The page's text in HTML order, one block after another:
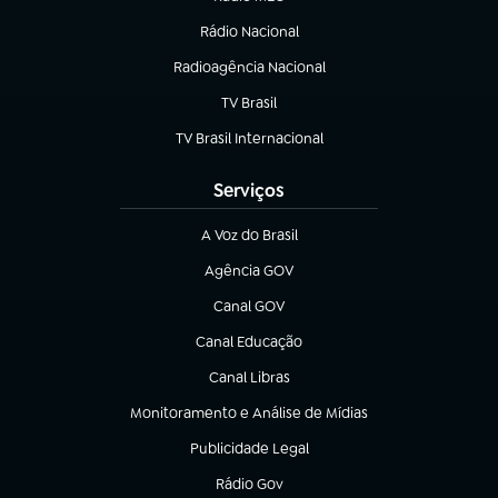
Rádio Nacional
Radioagência Nacional
(abre em nova aba)
TV Brasil
(abre em nova aba)
TV Brasil Internacional
(abre em nova aba)
Serviços
A Voz do Brasil
(abre em nova aba)
Agência GOV
(abre em nova aba)
Canal GOV
(abre em nova aba)
Canal Educação
(abre em nova aba)
Canal Libras
(abre em nova aba)
Monitoramento e Análise de Mídias
(abre em nova aba)
Publicidade Legal
(abre em nova aba)
Rádio Gov
(abre em nova aba)